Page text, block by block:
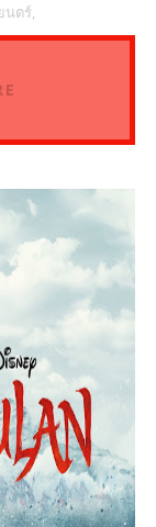
นตร์,